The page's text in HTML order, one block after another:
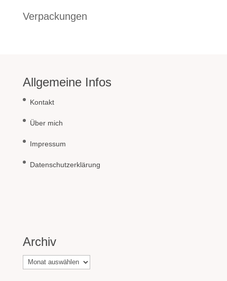
Verpackungen
Allgemeine Infos
Kontakt
Über mich
Impressum
Datenschutzerklärung
Archiv
Archiv